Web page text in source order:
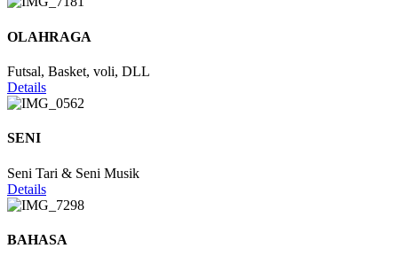
OLAHRAGA
Futsal, Basket, voli, DLL
Details
SENI
Seni Tari & Seni Musik
Details
BAHASA